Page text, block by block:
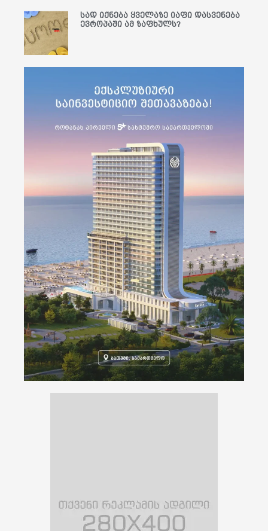
სად იქნება ყველაზე იაფი დასვენება
ევროპაში ამ ზაფხულს?